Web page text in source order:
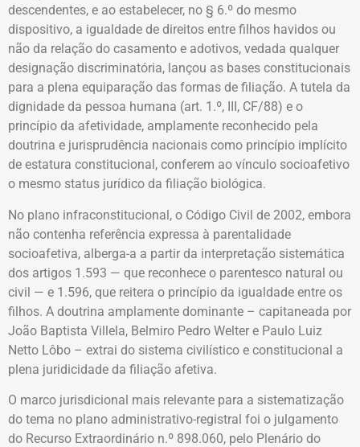
descendentes, e ao estabelecer, no § 6.º do mesmo
dispositivo, a igualdade de direitos entre filhos havidos ou
não da relação do casamento e adotivos, vedada qualquer
designação discriminatória, lançou as bases constitucionais
para a plena equiparação das formas de filiação. A tutela da
dignidade da pessoa humana (art. 1.º, III, CF/88) e o
princípio da afetividade, amplamente reconhecido pela
doutrina e jurisprudência nacionais como princípio implícito
de estatura constitucional, conferem ao vínculo socioafetivo
o mesmo status jurídico da filiação biológica.
No plano infraconstitucional, o Código Civil de 2002, embora
não contenha referência expressa à parentalidade
socioafetiva, alberga-a a partir da interpretação sistemática
dos artigos 1.593 — que reconhece o parentesco natural ou
civil — e 1.596, que reitera o princípio da igualdade entre os
filhos. A doutrina amplamente dominante – capitaneada por
João Baptista Villela, Belmiro Pedro Welter e Paulo Luiz
Netto Lôbo – extrai do sistema civilístico e constitucional a
plena juridicidade da filiação afetiva.
O marco jurisdicional mais relevante para a sistematização
do tema no plano administrativo-registral foi o julgamento
do Recurso Extraordinário n.º 898.060, pelo Plenário do